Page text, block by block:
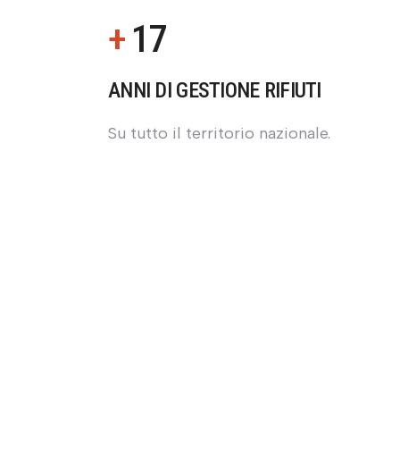
+ 17
ANNI DI GESTIONE RIFIUTI
Su tutto il territorio nazionale.